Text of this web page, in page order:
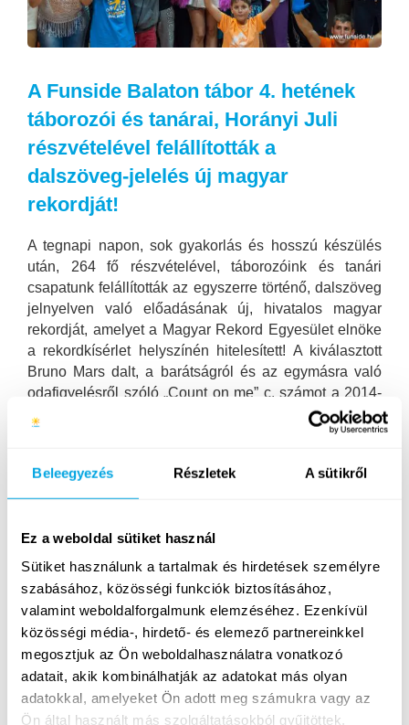
Beleegyezés Részletek A sütikről
Ez a weboldal sütiket használ
Sütiket használunk a tartalmak és hirdetések személyre
szabásához, közösségi funkciók biztosításához,
valamint weboldalforgalmunk elemzéséhez. Ezenkívül
közösségi média-, hirdető- és elemező partnereinkkel
megosztjuk az Ön weboldalhasználatra vonatkozó
adatait, akik kombinálhatják az adatokat más olyan
adatokkal, amelyeket Ön adott meg számukra vagy az
Ön által használt más szolgáltatásokból gyűjtöttek.
A Funside Balaton tábor 4. hetének
táborozói és tanárai, Horányi Juli
részvételével felállították a
dalszöveg-jelelés új magyar
rekordját!
A tegnapi napon, sok gyakorlás és hosszú készülés
után, 264 fő részvételével, táborozóink és tanári
csapatunk felállították az egyszerre történő, dalszöveg
jelnyelven való előadásának új, hivatalos magyar
rekordját, amelyet a Magyar Rekord Egyesület elnöke
a rekordkísérlet helyszínén hitelesített! A kiválasztott
Bruno Mars dalt, a barátságról és az egymásra való
odafigyelésről szóló „Count on me” c. számot a 2014-
es X-faktor döntőse, Horányi Juli énekelte élőben a
rekorddöntés közben, sőt ő maga is megtanulta a dalt
táborozóinkkal!
gyerekekkel, először kisebb csoportokban, majd
a jelnyelv előadását. A gyerekek minden
várakozásunkat felülmúlva, nagyon gyorsan tanulták
meg a dalt! Fantasztikus érzés volt, amikor közel
ennyien egyszerre jeleltük és énekeltük a dalt!” –
mondta Farkas Eszter táborvezető. „Nagyon örültünk,
hogy Juli igent mondott a felkérésre, hogy ő is részt
vegyen a kísérletben! Hihetetlen volt az ő élő előadása